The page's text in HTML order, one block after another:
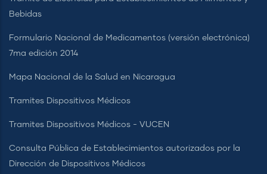
Bebidas
Formulario Nacional de Medicamentos (versión electrónica)
7ma edición 2014
Mapa Nacional de la Salud en Nicaragua
Tramites Dispositivos Médicos
Tramites Dispositivos Médicos - VUCEN
Consulta Pública de Establecimientos autorizados por la
Dirección de Dispositivos Médicos